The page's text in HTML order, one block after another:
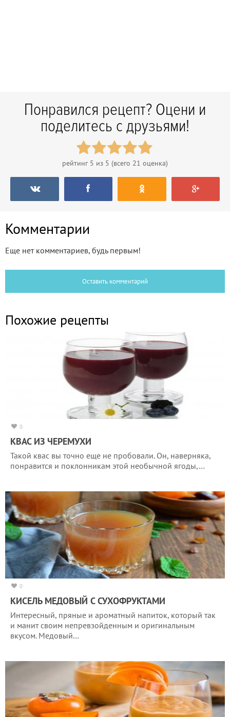
Понравился рецепт? Оцени и
поделитесь с друзьями!
рейтинг 5 из 5 (всего 21 оценка)
Комментарии
Еще нет комментариев, будь первым!
Оставить комментарий
Похожие рецепты
0
КВАС ИЗ ЧЕРЕМУХИ
Такой квас вы точно еще не пробовали. Он, наверняка,
понравится и поклонникам этой необычной ягоды,…
0
КИСЕЛЬ МЕДОВЫЙ С СУХОФРУКТАМИ
Интересный, пряные и ароматный напиток, который так
и манит своим непревзойденным и оригинальным
вкусом. Медовый…